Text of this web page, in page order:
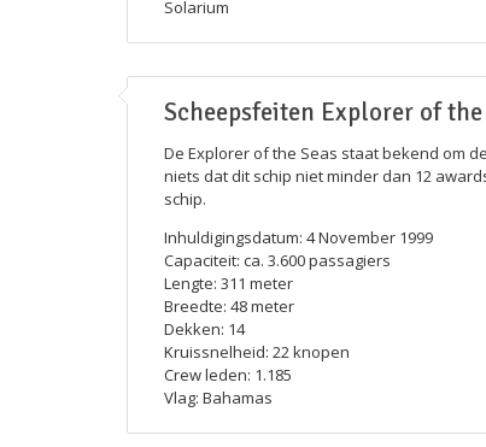
Solarium
Scheepsfeiten Explorer of the
De Explorer of the Seas staat bekend om
niets dat dit schip niet minder dan 12
schip.
Inhuldigingsdatum: 4 November 1999
Capaciteit: ca. 3.600 passagiers
Lengte: 311 meter
Breedte: 48 meter
Dekken: 14
Kruissnelheid: 22 knopen
Crew leden: 1.185
Vlag: Bahamas